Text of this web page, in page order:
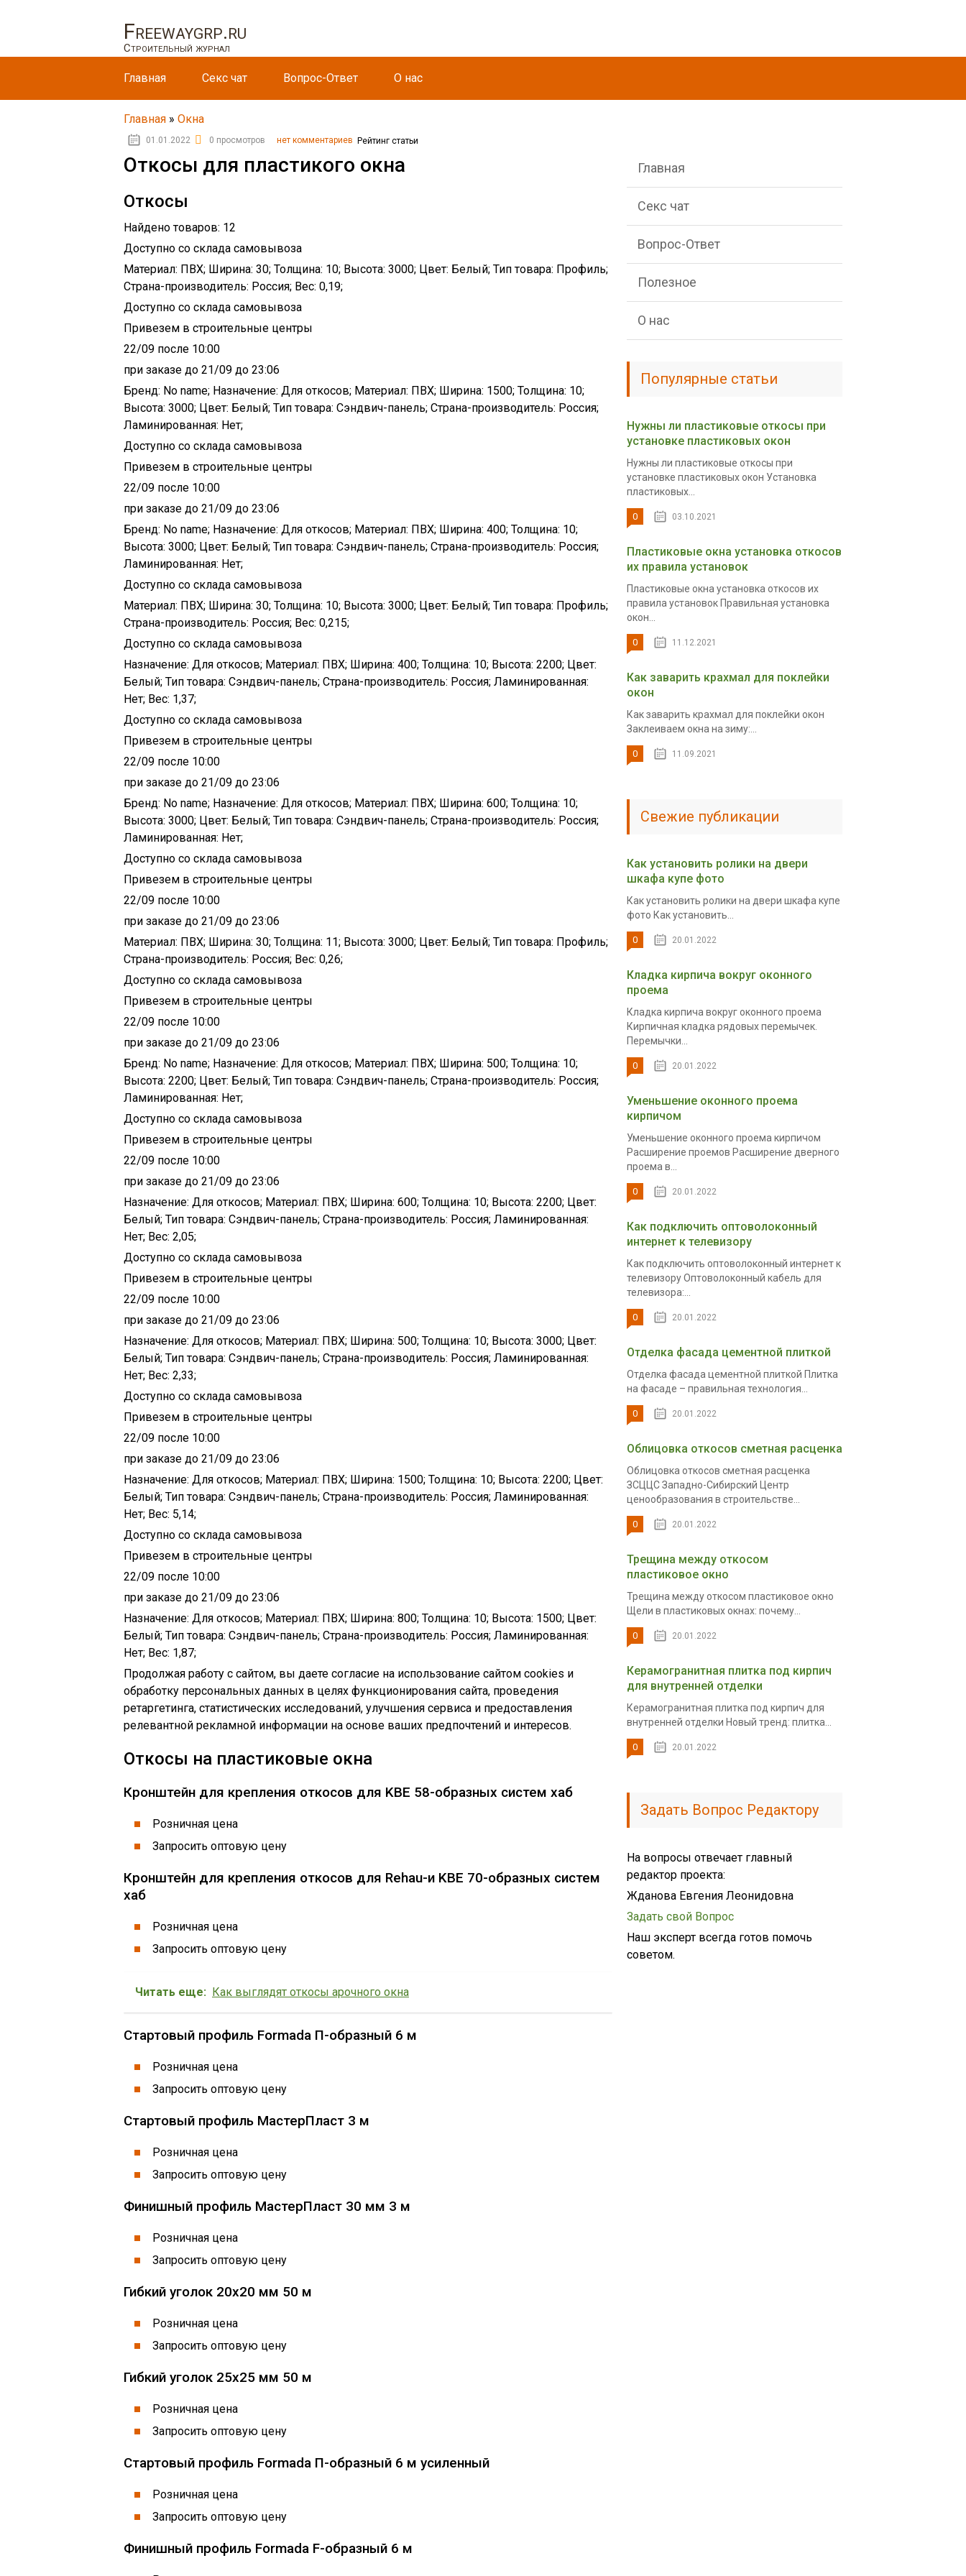
Freewaygrp.ru
Строительный журнал
Главная Секс чат Вопрос-Ответ О нас
Главная » Окна
01.01.2022 0 просмотров нет комментариев Рейтинг статьи
Откосы для пластикого окна
Откосы
Найдено товаров: 12
Доступно со склада самовывоза
Материал: ПВХ; Ширина: 30; Толщина: 10; Высота: 3000; Цвет: Белый; Тип товара: Профиль;
Страна-производитель: Россия; Вес: 0,19;
Доступно со склада самовывоза
Привезем в строительные центры
22/09 после 10:00
при заказе до 21/09 до 23:06
Бренд: No name; Назначение: Для откосов; Материал: ПВХ; Ширина: 1500; Толщина: 10;
Высота: 3000; Цвет: Белый; Тип товара: Сэндвич-панель; Страна-производитель: Россия;
Ламинированная: Нет;
Доступно со склада самовывоза
Привезем в строительные центры
22/09 после 10:00
при заказе до 21/09 до 23:06
Бренд: No name; Назначение: Для откосов; Материал: ПВХ; Ширина: 400; Толщина: 10;
Высота: 3000; Цвет: Белый; Тип товара: Сэндвич-панель; Страна-производитель: Россия;
Ламинированная: Нет;
Доступно со склада самовывоза
Материал: ПВХ; Ширина: 30; Толщина: 10; Высота: 3000; Цвет: Белый; Тип товара: Профиль;
Страна-производитель: Россия; Вес: 0,215;
Доступно со склада самовывоза
Назначение: Для откосов; Материал: ПВХ; Ширина: 400; Толщина: 10; Высота: 2200; Цвет:
Белый; Тип товара: Сэндвич-панель; Страна-производитель: Россия; Ламинированная:
Нет; Вес: 1,37;
Доступно со склада самовывоза
Привезем в строительные центры
22/09 после 10:00
при заказе до 21/09 до 23:06
Бренд: No name; Назначение: Для откосов; Материал: ПВХ; Ширина: 600; Толщина: 10;
Высота: 3000; Цвет: Белый; Тип товара: Сэндвич-панель; Страна-производитель: Россия;
Ламинированная: Нет;
Доступно со склада самовывоза
Привезем в строительные центры
22/09 после 10:00
при заказе до 21/09 до 23:06
Материал: ПВХ; Ширина: 30; Толщина: 11; Высота: 3000; Цвет: Белый; Тип товара: Профиль;
Страна-производитель: Россия; Вес: 0,26;
Доступно со склада самовывоза
Привезем в строительные центры
22/09 после 10:00
при заказе до 21/09 до 23:06
Бренд: No name; Назначение: Для откосов; Материал: ПВХ; Ширина: 500; Толщина: 10;
Высота: 2200; Цвет: Белый; Тип товара: Сэндвич-панель; Страна-производитель: Россия;
Ламинированная: Нет;
Доступно со склада самовывоза
Привезем в строительные центры
22/09 после 10:00
при заказе до 21/09 до 23:06
Назначение: Для откосов; Материал: ПВХ; Ширина: 600; Толщина: 10; Высота: 2200; Цвет:
Белый; Тип товара: Сэндвич-панель; Страна-производитель: Россия; Ламинированная:
Нет; Вес: 2,05;
Доступно со склада самовывоза
Привезем в строительные центры
22/09 после 10:00
при заказе до 21/09 до 23:06
Назначение: Для откосов; Материал: ПВХ; Ширина: 500; Толщина: 10; Высота: 3000; Цвет:
Белый; Тип товара: Сэндвич-панель; Страна-производитель: Россия; Ламинированная:
Нет; Вес: 2,33;
Доступно со склада самовывоза
Привезем в строительные центры
22/09 после 10:00
при заказе до 21/09 до 23:06
Назначение: Для откосов; Материал: ПВХ; Ширина: 1500; Толщина: 10; Высота: 2200; Цвет:
Белый; Тип товара: Сэндвич-панель; Страна-производитель: Россия; Ламинированная:
Нет; Вес: 5,14;
Доступно со склада самовывоза
Привезем в строительные центры
22/09 после 10:00
при заказе до 21/09 до 23:06
Назначение: Для откосов; Материал: ПВХ; Ширина: 800; Толщина: 10; Высота: 1500; Цвет:
Белый; Тип товара: Сэндвич-панель; Страна-производитель: Россия; Ламинированная:
Нет; Вес: 1,87;
Продолжая работу с сайтом, вы даете согласие на использование сайтом cookies и
обработку персональных данных в целях функционирования сайта, проведения
ретаргетинга, статистических исследований, улучшения сервиса и предоставления
релевантной рекламной информации на основе ваших предпочтений и интересов.
Откосы на пластиковые окна
Кронштейн для крепления откосов для KBE 58-образных систем хаб
Розничная цена
Запросить оптовую цену
Кронштейн для крепления откосов для Rehau-и KBE 70-образных систем
хаб
Розничная цена
Запросить оптовую цену
Читать еще: Как выглядят откосы арочного окна
Стартовый профиль Formada П-образный 6 м
Розничная цена
Запросить оптовую цену
Стартовый профиль МастерПласт 3 м
Розничная цена
Запросить оптовую цену
Финишный профиль МастерПласт 30 мм 3 м
Розничная цена
Запросить оптовую цену
Гибкий уголок 20х20 мм 50 м
Розничная цена
Запросить оптовую цену
Гибкий уголок 25х25 мм 50 м
Розничная цена
Запросить оптовую цену
Стартовый профиль Formada П-образный 6 м усиленный
Розничная цена
Запросить оптовую цену
Финишный профиль Formada F-образный 6 м
Главная
Секс чат
Вопрос-Ответ
Полезное
О нас
Популярные статьи
Нужны ли пластиковые откосы при
установке пластиковых окон
Нужны ли пластиковые откосы при
установке пластиковых окон Установка
пластиковых...
0 03.10.2021
Пластиковые окна установка откосов
их правила установок
Пластиковые окна установка откосов их
правила установок Правильная установка
окон...
0 11.12.2021
Как заварить крахмал для поклейки
окон
Как заварить крахмал для поклейки окон
Заклеиваем окна на зиму:...
0 11.09.2021
Свежие публикации
Как установить ролики на двери
шкафа купе фото
Как установить ролики на двери шкафа купе
фото Как установить...
0 20.01.2022
Кладка кирпича вокруг оконного
проема
Кладка кирпича вокруг оконного проема
Кирпичная кладка рядовых перемычек.
Перемычки...
0 20.01.2022
Уменьшение оконного проема
кирпичом
Уменьшение оконного проема кирпичом
Расширение проемов Расширение дверного
проема в...
0 20.01.2022
Как подключить оптоволоконный
интернет к телевизору
Как подключить оптоволоконный интернет к
телевизору Оптоволоконный кабель для
телевизора:...
0 20.01.2022
Отделка фасада цементной плиткой
Отделка фасада цементной плиткой Плитка
на фасаде – правильная технология...
0 20.01.2022
Облицовка откосов сметная расценка
Облицовка откосов сметная расценка
ЗСЦЦС Западно-Сибирский Центр
ценообразования в строительстве...
0 20.01.2022
Трещина между откосом
пластиковое окно
Трещина между откосом пластиковое окно
Щели в пластиковых окнах: почему...
0 20.01.2022
Керамогранитная плитка под кирпич
для внутренней отделки
Керамогранитная плитка под кирпич для
внутренней отделки Новый тренд: плитка...
0 20.01.2022
Задать Вопрос Редактору
На вопросы отвечает главный
редактор проекта:
Жданова Евгения Леонидовна
Задать свой Вопрос
Наш эксперт всегда готов помочь
советом.